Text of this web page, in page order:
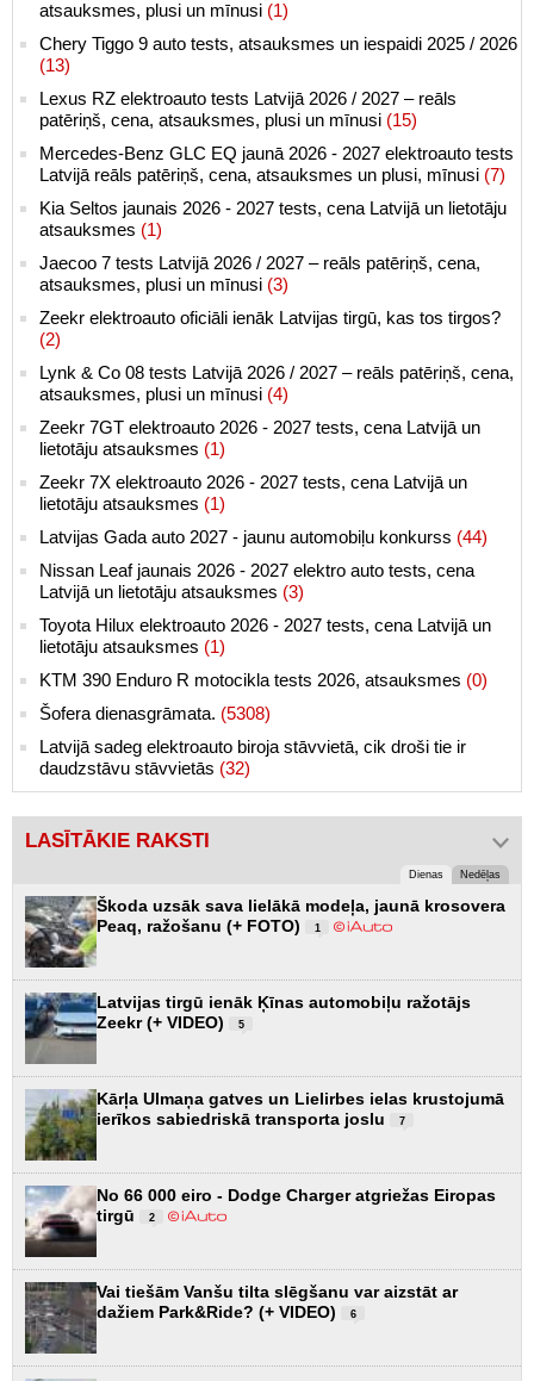
atsauksmes, plusi un mīnusi (1)
Chery Tiggo 9 auto tests, atsauksmes un iespaidi 2025 / 2026
(13)
Lexus RZ elektroauto tests Latvijā 2026 / 2027 – reāls
patēriņš, cena, atsauksmes, plusi un mīnusi (15)
Mercedes-Benz GLC EQ jaunā 2026 - 2027 elektroauto tests
Latvijā reāls patēriņš, cena, atsauksmes un plusi, mīnusi (7)
Kia Seltos jaunais 2026 - 2027 tests, cena Latvijā un lietotāju
atsauksmes (1)
Jaecoo 7 tests Latvijā 2026 / 2027 – reāls patēriņš, cena,
atsauksmes, plusi un mīnusi (3)
Zeekr elektroauto oficiāli ienāk Latvijas tirgū, kas tos tirgos?
(2)
Lynk & Co 08 tests Latvijā 2026 / 2027 – reāls patēriņš, cena,
atsauksmes, plusi un mīnusi (4)
Zeekr 7GT elektroauto 2026 - 2027 tests, cena Latvijā un
lietotāju atsauksmes (1)
Zeekr 7X elektroauto 2026 - 2027 tests, cena Latvijā un
lietotāju atsauksmes (1)
Latvijas Gada auto 2027 - jaunu automobiļu konkurss (44)
Nissan Leaf jaunais 2026 - 2027 elektro auto tests, cena
Latvijā un lietotāju atsauksmes (3)
Toyota Hilux elektroauto 2026 - 2027 tests, cena Latvijā un
lietotāju atsauksmes (1)
KTM 390 Enduro R motocikla tests 2026, atsauksmes (0)
Šofera dienasgrāmata. (5308)
Latvijā sadeg elektroauto biroja stāvvietā, cik droši tie ir
daudzstāvu stāvvietās (32)
LASĪTĀKIE RAKSTI
Dienas Nedēļas
Škoda uzsāk sava lielākā modeļa, jaunā krosovera
Peaq, ražošanu (+ FOTO)
1
Latvijas tirgū ienāk Ķīnas automobiļu ražotājs
Zeekr (+ VIDEO)
5
Kārļa Ulmaņa gatves un Lielirbes ielas krustojumā
ierīkos sabiedriskā transporta joslu
7
No 66 000 eiro - Dodge Charger atgriežas Eiropas
tirgū
2
Vai tiešām Vanšu tilta slēgšanu var aizstāt ar
dažiem Park&Ride? (+ VIDEO)
6